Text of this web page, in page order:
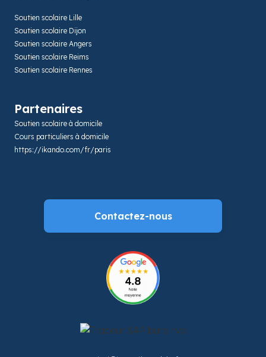
Soutien scolaire Lille
Soutien scolaire Dijon
Soutien scolaire Angers
Soutien scolaire Reims
Soutien scolaire Rennes
Partenaires
Soutien scolaire à domicile
Cours particuliers à domicile
https://ikando.com/fr/paris
Contactez-nous